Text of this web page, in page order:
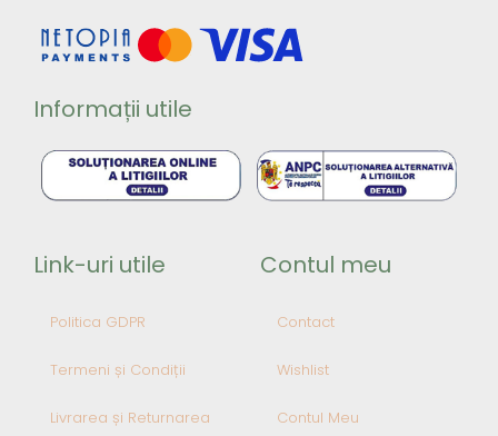
Informații utile
Link-uri utile
Politica GDPR
Termeni și Condiții
Livrarea și Returnarea
Contul meu
Contact
Wishlist
Contul Meu